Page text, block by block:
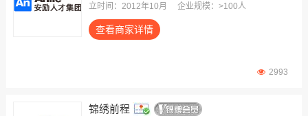
雇主责任险
立时间：2012年10月
企业规模：>100人
查看商家详情
2993
锦绣前程